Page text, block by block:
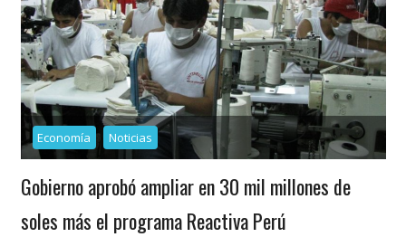
Economía Noticias
Gobierno aprobó ampliar en 30 mil millones de
soles más el programa Reactiva Perú